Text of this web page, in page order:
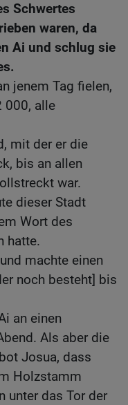
Schwertes
waren, da
Ai und schlug sie
jenem Tag fielen,
000, alle
mit der er die
bis an allen
war.
dieser Stadt
Wort des
hatte.
machte einen
noch besteht] bis
an einen
Als aber die
Josua, dass
Holzstamm
unter das Tor der